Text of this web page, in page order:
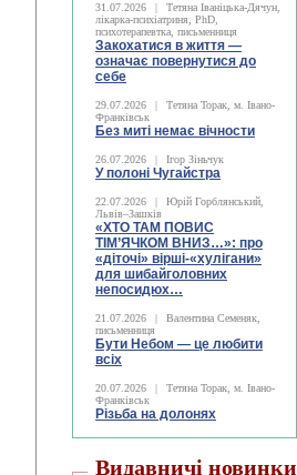
31.07.2026 |
Тетяна Іваніцька-Дячун,
лікарка-психіатриня, PhD,
психотерапевтка, письменниця
Закохатися в життя —
означає повернутися до
себе
29.07.2026 |
Тетяна Торак, м. Івано-
Франківськ
Без миті немає вічности
26.07.2026 | Ігор Зіньчук
У полоні Чугайстра
22.07.2026 |
Юрій Горблянський,
Львів–Зашків
«ХТО ТАМ ПОВИС
ТІМ’ЯЧКОМ ВНИЗ…»: про
«діточі» вірші-«хулігани»
для шибайголовних
непосидюх…
21.07.2026 |
Валентина Семеняк,
письменниця
Бути Небом ― це любити
всіх
20.07.2026 |
Тетяна Торак, м. Івано-
Франківськ
Різьба на долонях
Видавничі новинки